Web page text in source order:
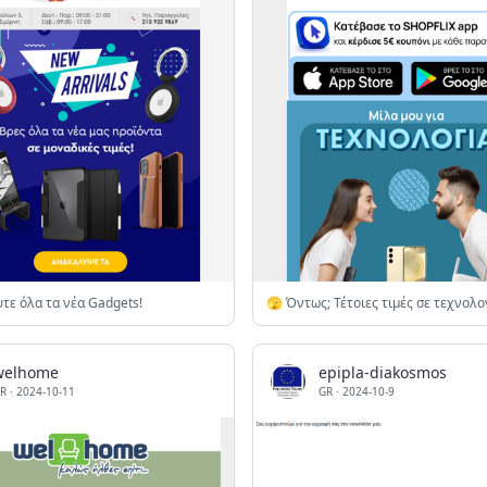
όλα τα νέα Gadgets! 🫣 Όντως; Τέτοιες τιμές σε
· 2024-10-11
epipla-diakosmos
GR · 2024-10-9